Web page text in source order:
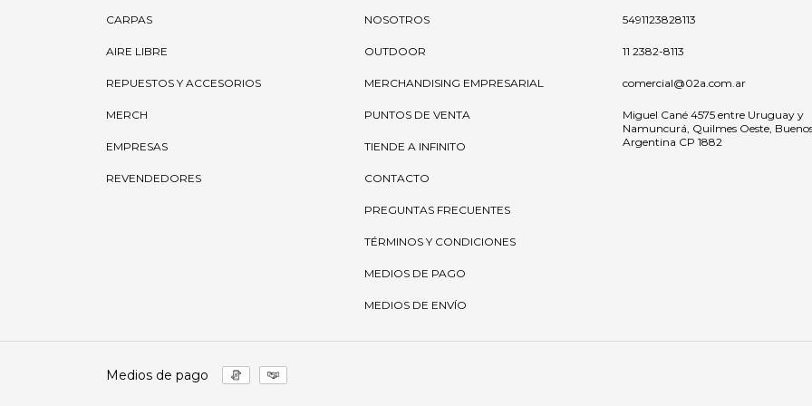
CARPAS
AIRE LIBRE
REPUESTOS Y ACCESORIOS
MERCH
EMPRESAS
REVENDEDORES
NOSOTROS
OUTDOOR
MERCHANDISING EMPRESARIAL
PUNTOS DE VENTA
TIENDE A INFINITO
CONTACTO
PREGUNTAS FRECUENTES
TÉRMINOS Y CONDICIONES
MEDIOS DE PAGO
MEDIOS DE ENVÍO
5491123828113
11 2382-8113
comercial@02a.com.ar
Miguel Cané 4575 entre Uruguay y
Namuncurá, Quilmes Oeste,
Argentina CP 1882
Medios de pago